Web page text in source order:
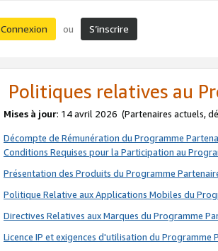
Connexion ou S’inscrire
Politiques relatives au
Mises à jour: 14 avril 2026 (Partenaires actuels,
Décompte de Rémunération du Programme
Conditions Requises pour la Participation au
Présentation des Produits du Programme
Politique Relative aux Applications Mobiles du
Directives Relatives aux Marques du Programme
Licence IP et exigences d'utilisation du Programme